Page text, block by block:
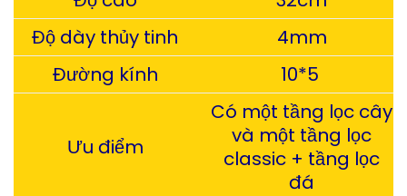
Độ dày thủy tinh
4mm
Đường kính
10*5
Ưu điểm
Có một tầng lọc cây
và một tầng lọc
classic + tầng lọc
đá